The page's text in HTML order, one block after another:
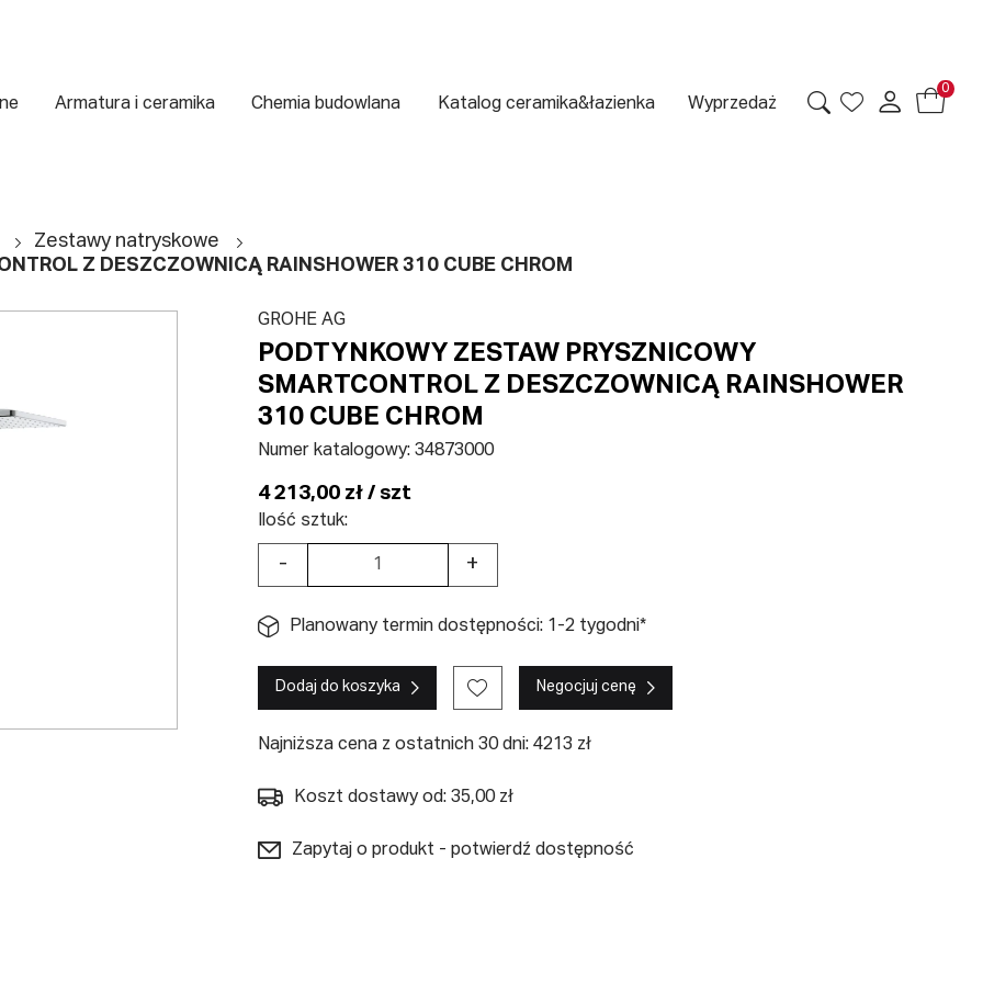
Armatura i ceramika Chemia budowlana Katalog ceramika&łazienka Wyprzedaż
0
Zestawy natryskowe
Z DESZCZOWNICĄ RAINSHOWER 310 CUBE CHROM
GROHE AG
PODTYNKOWY ZESTAW PRYSZNICOWY
SMARTCONTROL Z DESZCZOWNICĄ RAINSHOWER
310 CUBE CHROM
Numer katalogowy:34873000
4 213,00 zł / szt
Ilość sztuk:
- +
Planowany termin dostępności: 1-2 tygodni*
Dodaj do koszyka Negocjuj cenę
Najniższa cena z ostatnich 30 dni: 4213 zł
Koszt dostawy od: 35,00 zł
Zapytaj o produkt - potwierdź dostępność